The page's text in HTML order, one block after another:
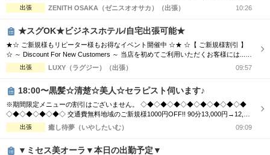
しております(^^♪ TEL070-5654-8310 営業時間;10:00-翌5:00 場所;日本橋、谷九付
近
出張 ZENITH OSAKA（ゼニスオオサカ）（出張） 10:26
★スグOK★ビジネスホテル/自宅出張可能★
★☆ ご新規様もリピーター様もお得なイベント開催中 ☆★ ☆【 ご新規様割引 】
☆ ～ Discount For New Customers ～ 当店を初めてご利用いただくお客様には...
・初回限定で各コース総額より3,000円割引 ☆【 新人割 】☆ ～ New Face Therapi
st ～ NEW FACE マークの付いているセラピスト限定 ・各コース総額より3,000円
出張 LUXY（ラグジー）（出張） 09:57
18:00〜黒髪☆清楚☆美人☆セラピスト伺います♪
※期間限定メニューの割引はございません。 ◇◆◇◆◇◆◇◆◇◆◇◆◇◆◇◆
◇◆◇◆◇◆◇◆◇ 交通費無料地域のご新規様1000円OFF!! 90分13,000円→12,00
0円 120分16,000円→15,000円 150分20,000円→19,000円 ※指名料別途 ◇◆◇◆◇
◆◇◆◇◆◇◆◇◆◇◆◇◆◇◆◇◆◇◆◇ 市内の交通費を頂く地域のご新規様1
出張 癒し待夢（いやしたいむ） 09:09
▼ミセス美オーラ▼本日の出勤予定▼